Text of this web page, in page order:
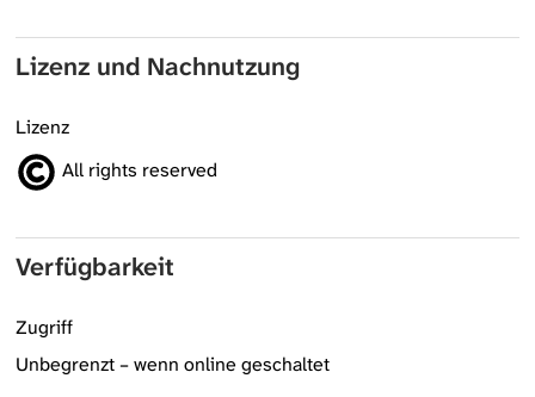
Lizenz und Nachnutzung
Lizenz
All rights reserved
Verfügbarkeit
Zugriff
Unbegrenzt – wenn online geschaltet